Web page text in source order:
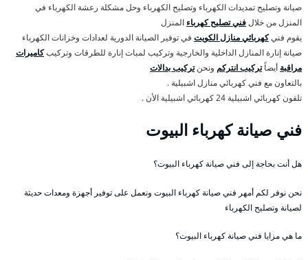
صيانة وتصليح تمديدات الكهرباء وتصليح الكهرباء وحل مشكلة رعشة الكهرباء في
المنزل من خلالفني تصليح كهرباء المنزل
يقوم فنيكهربائي منازل الكويت في توفير الصيانة الدورية لعدادات وخزانات الكهرباء
صيانة إنارة المنازل الداخلية والخارجية وتركيب لمبات إنارة للطرقات وتركيبكاميرات
مراقبة أيضاًتركيب انتركم ونحنتركيب بدالات
بالتعاون مع فني كهربائي منازل اشبيلية .
تلفون كهربائي اشبيلية 24 كهربائي اشبيلية الأن .
فني صيانة كهرباء البيوت
هل أنت بحاجة إلى فني صيانة كهرباء البيوت؟
نحن نوفر لكم أمهر فني صيانة كهرباء البيوت ونعمل على توفير أجهزة ومعدات حديثة
لصيانة وتصليح الكهرباء
ما هي مزايا فني صيانة كهرباء البيوت؟